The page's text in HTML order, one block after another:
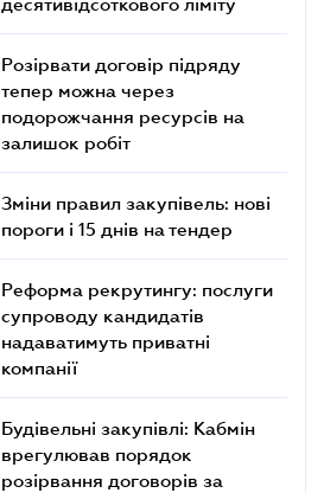
Розірвати договір підряду
тепер можна через
подорожчання ресурсів на
залишок робіт
Зміни правил закупівель: нові
пороги і 15 днів на тендер
Реформа рекрутингу: послуги
супроводу кандидатів
надаватимуть приватні
компанії
Будівельні закупівлі: Кабмін
врегулював порядок
розірвання договорів за